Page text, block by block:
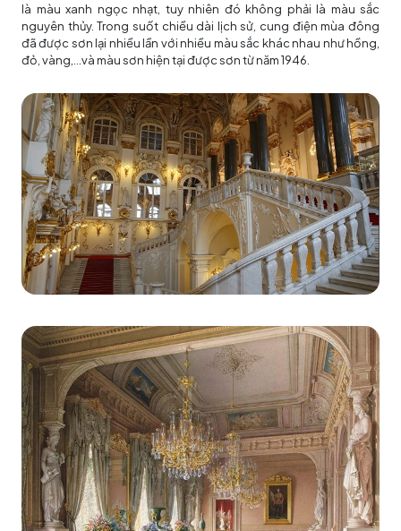
là màu xanh ngọc nhạt, tuy nhiên đó không phải là màu sắc
nguyên thủy. Trong suốt chiều dài lịch sử, cung điện mùa đông
đã được sơn lại nhiều lần với nhiều màu sắc khác nhau như hồng,
đỏ, vàng,…và màu sơn hiện tại được sơn từ năm 1946.